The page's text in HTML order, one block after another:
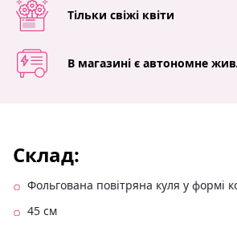
Тільки свіжі квіти
В магазині є автономне
Склад:
Фольгована повітряна куля у формі
45 см